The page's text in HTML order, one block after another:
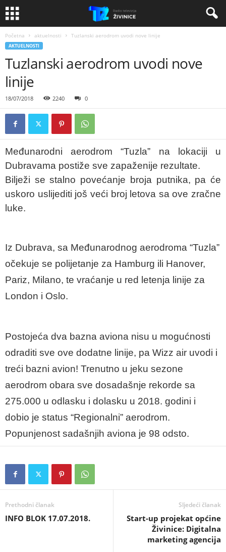
Početna aktuelnosti Tuzlanski aerodrom uvodi nove linije
AKTUELNOSTI
Tuzlanski aerodrom uvodi nove
linije
18/07/2018 2240 0
Međunarodni aerodrom “Tuzla” na lokaciji u
Dubravama postiže sve zapaženije rezultate.
Bilježi se stalno povećanje broja putnika, pa će
uskoro uslijediti još veći broj letova sa ove zračne
luke.
Iz Dubrava, sa Međunarodnog aerodroma “Tuzla”
očekuje se polijetanje za Hamburg ili Hanover,
Pariz, Milano, te vraćanje u red letenja linije za
London i Oslo.
Postojeća dva bazna aviona nisu u mogućnosti
odraditi sve ove dodatne linije, pa Wizz air uvodi i
treći bazni avion! Trenutno u jeku sezone
aerodrom obara sve dosadašnje rekorde sa
275.000 u odlasku i dolasku u 2018. godini i
dobio je status “Regionalni” aerodrom.
Popunjenost sadašnjih aviona je 98 odsto.
Prethodni članak
INFO BLOK 17.07.2018.
Sljedeći članak
Start-up projekat općine
Živinice: Digitalna
marketing agencija